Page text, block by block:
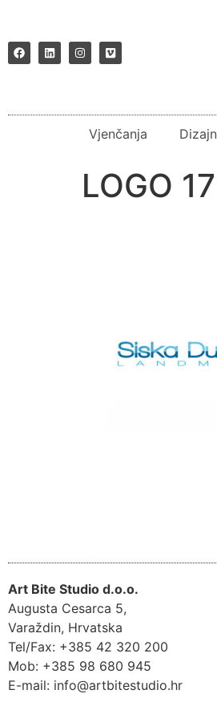
Vjenčanja Dizajn
LOGO 17
Art Bite Studio d.o.o.
Augusta Cesarca 5,
Varaždin, Hrvatska
Tel/Fax: +385 42 320 200
Mob: +385 98 680 945
E-mail: info@artbitestudio.hr